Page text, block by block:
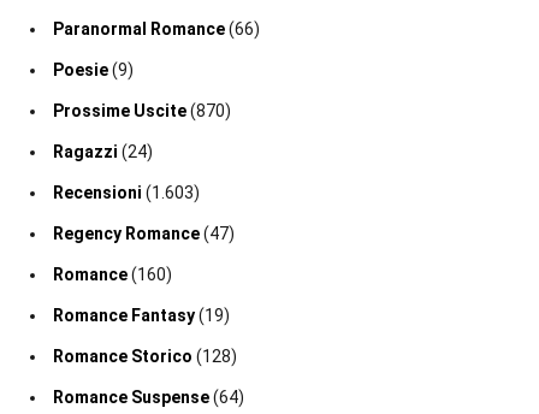
Paranormal Romance(66)
Poesie(9)
Prossime Uscite(870)
Ragazzi (24)
Recensioni (1.603)
Regency Romance(47)
Romance(160)
Romance Fantasy(19)
Romance Storico (128)
Romance Suspense(64)